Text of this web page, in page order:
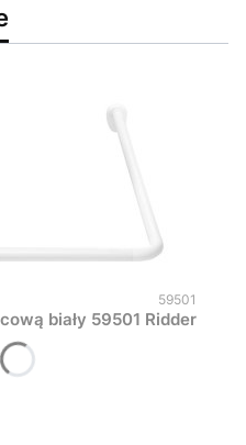
Kod produktu
59501
biały 59501 Ridder